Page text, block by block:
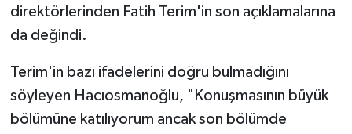
direktörlerinden Fatih Terim'in son açıklamalarına
da değindi.
Terim'in bazı ifadelerini doğru bulmadığını
söyleyen Hacıosmanoğlu, "Konuşmasının büyük
bölümüne katılıyorum ancak son bölümde